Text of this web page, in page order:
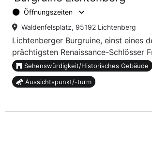
Öffnungszeiten
Waldenfelsplatz, 95192 Lichtenberg
Lichtenberger Burgruine, einst eines
prächtigsten Renaissance-Schlösser
Sehenswürdigkeit/Historisches Gebäude
Aussichtspunkt/-turm